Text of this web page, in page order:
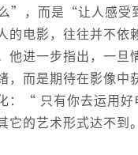
”，而是“让人感受
电影，往往并不依
进一步指出，一旦
，而是期待在影像
：“ 只有你去运用
它的艺术形式达不到